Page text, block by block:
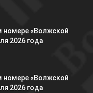
номере «Волжской
2026 года
номере «Волжской
2026 года